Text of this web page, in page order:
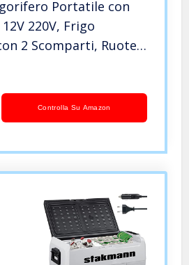
Portatile con
220V, Frigo
2 Scomparti, Ruote
AC-DC 12/24 V,
Litri)Controlla Su Amazon